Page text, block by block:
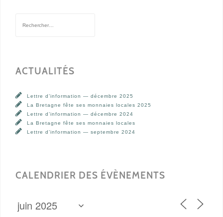
ACTUALITÉS
Lettre d’information — décembre 2025
La Bretagne fête ses monnaies locales 2025
Lettre d’information — décembre 2024
La Bretagne fête ses monnaies locales
Lettre d’information — septembre 2024
CALENDRIER DES ÉVÈNEMENTS